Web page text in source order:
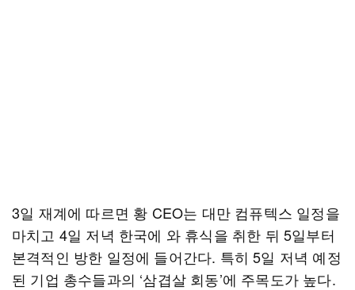
3일 재계에 따르면 황 CEO는 대만 컴퓨텍스 일정을
마치고 4일 저녁 한국에 와 휴식을 취한 뒤 5일부터
본격적인 방한 일정에 들어간다. 특히 5일 저녁 예정
된 기업 총수들과의 ‘삼겹살 회동’에 주목도가 높다.